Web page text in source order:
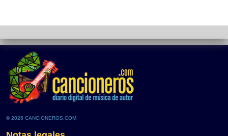
© 2026 CANCIONEROS.COM